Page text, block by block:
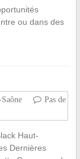
ou dans des
Pas de
Haut-
Dernières